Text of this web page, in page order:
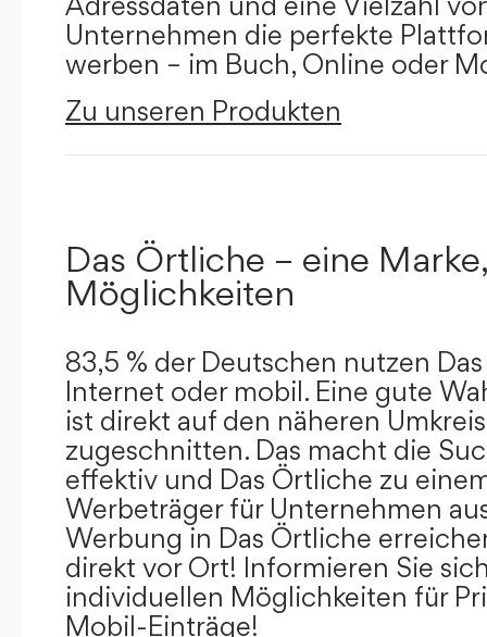
Unternehmen die perfekte
werben – im Buch, Online oder
Zu unseren Produkten
Das Örtliche – eine
Möglichkeiten
83,5 % der Deutschen nutzen
Internet oder mobil. Eine gute
ist direkt auf den näheren
zugeschnitten. Das macht die
effektiv und Das Örtliche zu
Werbeträger für Unternehmen
Werbung in Das Örtliche
direkt vor Ort! Informieren Sie
individuellen Möglichkeiten für
Mobil-Einträge!